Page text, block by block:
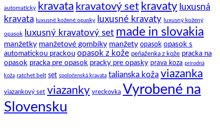
automatický kravata kravatový set kravaty luxusná
kravata luxusné kožené opasky luxusné kravaty luxusný kožený
opasok luxusný kravatový set made in slovakia
manžetky manžetové gombíky manžety opasok opasok s
automatickou prackou opasok z kože peňaženka z kože pracka na
opasok pracka pre opasok pracky pre opasky prava koza prírodná
koža ratchet belt set spoločenská kravata talianska koža viazanka
viazankový set viazanky vreckovka Vyrobené na
Slovensku